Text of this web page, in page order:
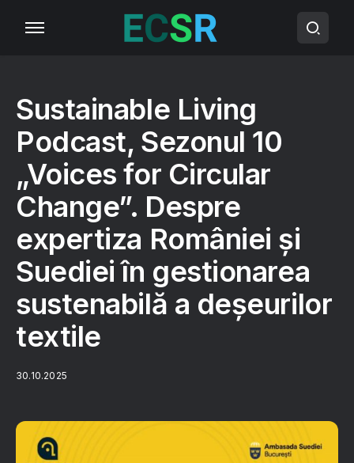
Sustainable Living
Podcast, Sezonul 10
„Voices for Circular
Change”. Despre
expertiza României și
Suediei în gestionarea
sustenabilă a deșeurilor
textile
30.10.2025